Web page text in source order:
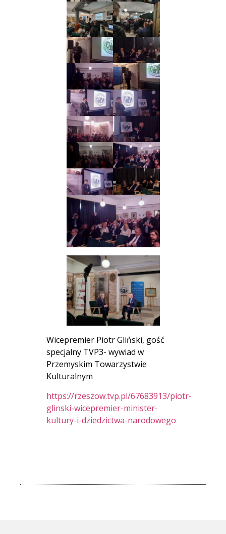
Wicepremier Piotr Gliński, gość
specjalny TVP3- wywiad w
Przemyskim Towarzystwie
Kulturalnym
https://rzeszow.tvp.pl/67683913/piotr-
glinski-wicepremier-minister-
kultury-i-dziedzictwa-narodowego